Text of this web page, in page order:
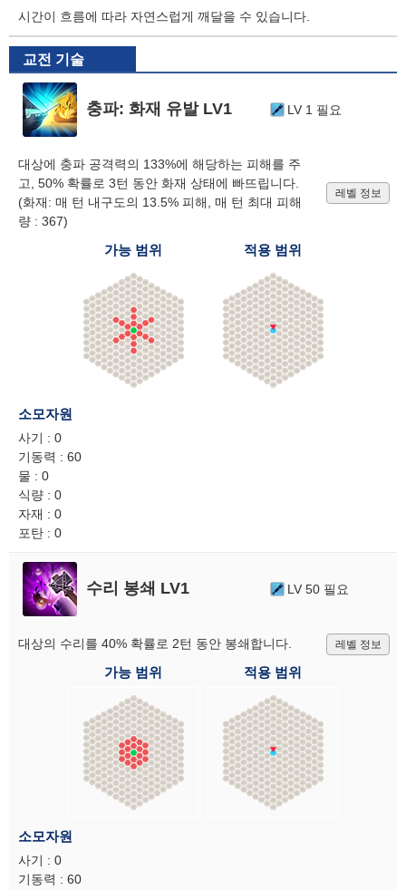
시간이 흐름에 따라 자연스럽게 깨달을 수 있습니다.
교전 기술
충파: 화재 유발 LV1 LV 1 필요
대상에 충파 공격력의 133%에 해당하는 피해를 주
고, 50% 확률로 3턴 동안 화재 상태에 빠뜨립니다.
(화재: 매 턴 내구도의 13.5% 피해, 매 턴 최대 피해
량 : 367)
레벨 정보
가능 범위 적용 범위
소모자원
사기 : 0
기동력 : 60
물 : 0
식량 : 0
자재 : 0
포탄 : 0
수리 봉쇄 LV1 LV 50 필요
대상의 수리를 40% 확률로 2턴 동안 봉쇄합니다. 레벨 정보
가능 범위 적용 범위
소모자원
사기 : 0
기동력 : 60